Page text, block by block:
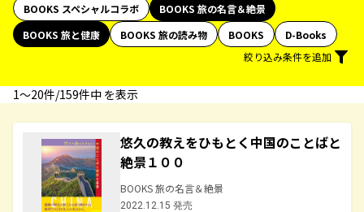
BOOKS スペシャルコラボ
BOOKS 旅の名言＆絶景
BOOKS 旅と健康
BOOKS 旅の読み物 BOOKS
D-Books
絞り込み条件を追加
1〜20件/159件中 を表示
悠久の教えをひもとく中国のことばと
絶景１００
BOOKS 旅の名言＆絶景
2022.12.15 発売